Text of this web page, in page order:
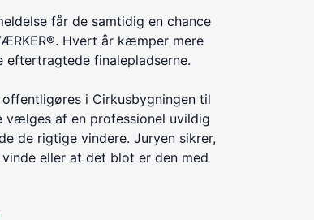
får de samtidig en chance
Hvert år kæmper mere
finalepladserne.
offentligøres i Cirkusbygningen til
vælges af en professionel uvildig
de rigtige vindere. Juryen sikrer,
eller at det blot er den med